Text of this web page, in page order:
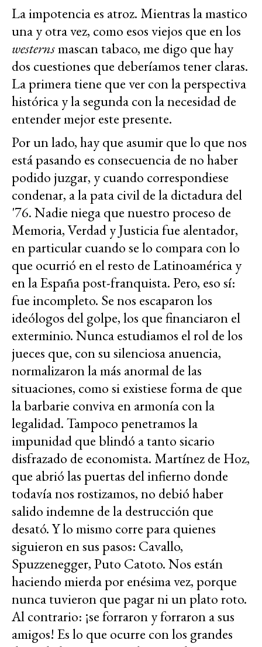
La impotencia es atroz. Mientras la mastico
una y otra vez, como esos viejos que en los
westernsmascan tabaco, me digo que hay
dos cuestiones que deberíamos tener claras.
La primera tiene que ver con la perspectiva
histórica y la segunda con la necesidad de
entender mejor este presente.
Por un lado, hay que asumir que lo que nos
está pasando es consecuencia de no haber
podido juzgar, y cuando correspondiese
condenar, a la pata civil de la dictadura del
'76. Nadie niega que nuestro proceso de
Memoria, Verdad y Justicia fue alentador,
en particular cuando se lo compara con lo
que ocurrió en el resto de Latinoamérica y
en la España post-franquista. Pero, eso sí:
fue incompleto. Se nos escaparon los
ideólogos del golpe, los que financiaron el
exterminio. Nunca estudiamos el rol de los
jueces que, con su silenciosa anuencia,
normalizaron la más anormal de las
situaciones, como si existiese forma de que
la barbarie conviva en armonía con la
legalidad. Tampoco penetramos la
impunidad que blindó a tanto sicario
disfrazado de economista. Martínez de Hoz,
que abrió las puertas del infierno donde
todavía nos rostizamos, no debió haber
salido indemne de la destrucción que
desató. Y lo mismo corre para quienes
siguieron en sus pasos: Cavallo,
Spuzzenegger, Puto Catoto. Nos están
haciendo mierda por enésima vez, porque
nunca tuvieron que pagar ni un plato roto.
Al contrario: ¡se forraron y forraron a sus
amigos! Es lo que ocurre con los grandes